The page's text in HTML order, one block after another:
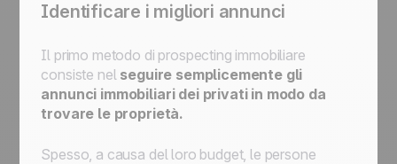
Identificare i migliori annunci
Il primo metodo di prospecting immobiliare
consiste nel seguire semplicemente gli
annunci immobiliari dei privati in modo da
trovare le proprietà.
Spesso, a causa del loro budget, le persone